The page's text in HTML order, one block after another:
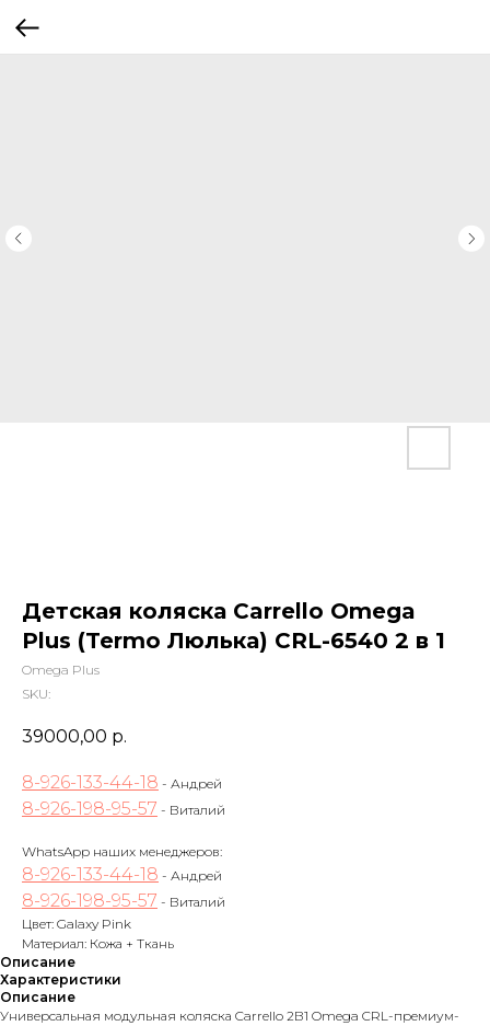
Детская коляска Carrello Omega
Plus (Termo Люлька) CRL-6540 2 в 1
Omega Plus
SKU:
39000,00 р.
8-926-133-44-18 - Андрей
8-926-198-95-57 - Виталий
WhatsApp наших менеджеров:
8-926-133-44-18 - Андрей
8-926-198-95-57 - Виталий
Цвет: Galaxy Pink
Материал: Кожа + Ткань
Описание
Характеристики
Описание
Универсальная модульная коляска Carrello 2В1 Omega CRL-премиум-